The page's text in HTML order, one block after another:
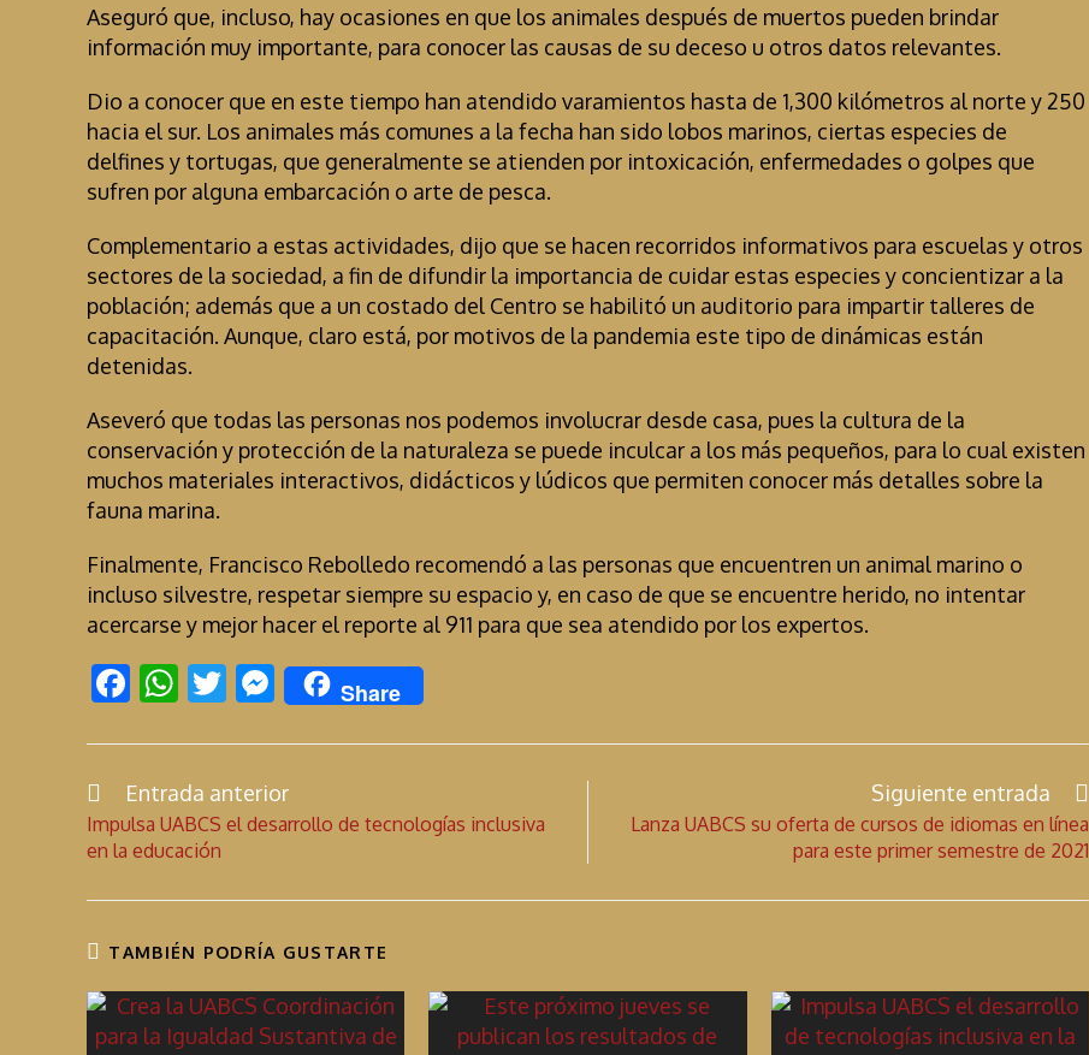
Aseguró que, incluso, hay ocasiones en que los animales después de muertos pueden brindar
información muy importante, para conocer las causas de su deceso u otros datos relevantes.
Dio a conocer que en este tiempo han atendido varamientos hasta de 1,300 kilómetros al norte y 250
hacia el sur. Los animales más comunes a la fecha han sido lobos marinos, ciertas especies de
delfines y tortugas, que generalmente se atienden por intoxicación, enfermedades o golpes que
sufren por alguna embarcación o arte de pesca.
Complementario a estas actividades, dijo que se hacen recorridos informativos para escuelas y otros
sectores de la sociedad, a fin de difundir la importancia de cuidar estas especies y concientizar a la
población; además que a un costado del Centro se habilitó un auditorio para impartir talleres de
capacitación. Aunque, claro está, por motivos de la pandemia este tipo de dinámicas están
detenidas.
Aseveró que todas las personas nos podemos involucrar desde casa, pues la cultura de la
conservación y protección de la naturaleza se puede inculcar a los más pequeños, para lo cual existen
muchos materiales interactivos, didácticos y lúdicos que permiten conocer más detalles sobre la
fauna marina.
Finalmente, Francisco Rebolledo recomendó a las personas que encuentren un animal marino o
incluso silvestre, respetar siempre su espacio y, en caso de que se encuentre herido, no intentar
acercarse y mejor hacer el reporte al 911 para que sea atendido por los expertos.
F
e
b
o
o
k
W
at
s
A
p
p
T
itt
er
M
es
se
n
g
Share
C
o
n
t
n
u
a
Entrada anterior
Impulsa UABCS el desarrollo de tecnologías inclusiva
en la educación
Siguiente entrada
Lanza UABCS su oferta de cursos de idiomas en línea
para este primer semestre de 2021
TAMBIÉN PODRÍA GUSTARTE